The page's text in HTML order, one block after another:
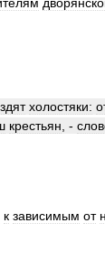
холостяки:
крестьян , -
к зависимым от